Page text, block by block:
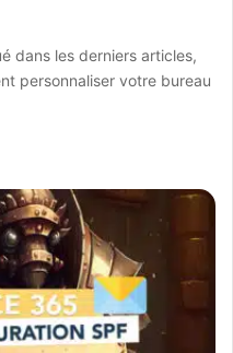
dans les derniers articles,
personnaliser votre bureau